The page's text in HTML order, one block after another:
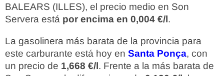
BALEARS (ILLES), el precio medio en Son
Servera está por encima en 0,004 €/l.
La gasolinera más barata de la provincia para
este carburante está hoy en Santa Ponça, con
un precio de 1,668 €/l. Frente a la más barata de